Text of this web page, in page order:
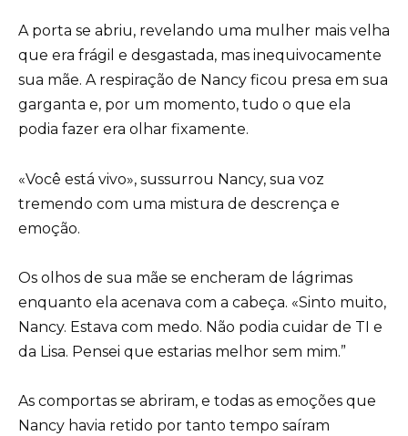
A porta se abriu, revelando uma mulher mais velha
que era frágil e desgastada, mas inequivocamente
sua mãe. A respiração de Nancy ficou presa em sua
garganta e, por um momento, tudo o que ela
podia fazer era olhar fixamente.
«Você está vivo», sussurrou Nancy, sua voz
tremendo com uma mistura de descrença e
emoção.
Os olhos de sua mãe se encheram de lágrimas
enquanto ela acenava com a cabeça. «Sinto muito,
Nancy. Estava com medo. Não podia cuidar de TI e
da Lisa. Pensei que estarias melhor sem mim.”
As comportas se abriram, e todas as emoções que
Nancy havia retido por tanto tempo saíram